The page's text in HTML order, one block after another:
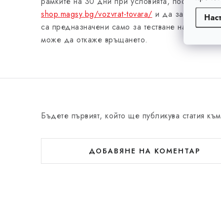
shop.magsy.bg/vozvrat-tovara/ и да закупите
са предназначени само за тестване на стоката,
може да откаже връщането.
Бъдете първият, който ще публикува статия
ДОБАВЯНЕ НА КОМЕНТАР